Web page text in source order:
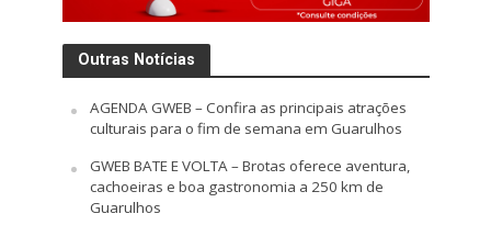
Outras Notícias
AGENDA GWEB – Confira as principais atrações
culturais para o fim de semana em Guarulhos
GWEB BATE E VOLTA – Brotas oferece aventura,
cachoeiras e boa gastronomia a 250 km de
Guarulhos